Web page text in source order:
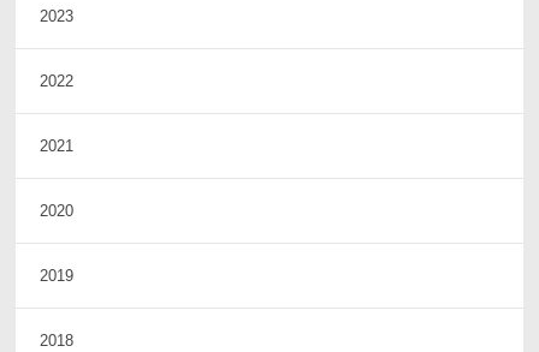
2023
2022
2021
2020
2019
2018